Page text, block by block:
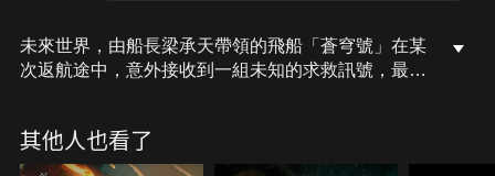
未來世界，由船長梁承天帶領的飛船「蒼穹號」在某
次返航途中，意外接收到一組未知的求救訊號，最後
傷……。
其他人也看了